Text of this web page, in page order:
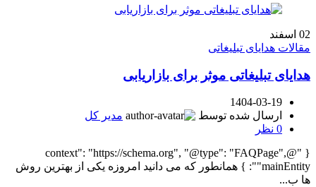
02 اسفند
مقالات هدایای تبلیغاتی
هدایای تبلیغاتی موثر برای بازاریابی
1404-03-19
ارسال شده توسط
مدیر کل
0 نظر
{ "@context": "https://schema.org", "@type": "FAQPage",
"mainEntity": } همانطور که می دانید امروزه یکی از بهترین روش
ها ب...